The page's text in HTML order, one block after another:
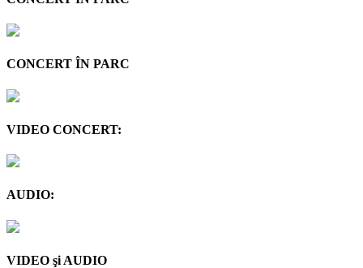
CONCERT ÎN PARC
VIDEO CONCERT:
AUDIO:
VIDEO şi AUDIO